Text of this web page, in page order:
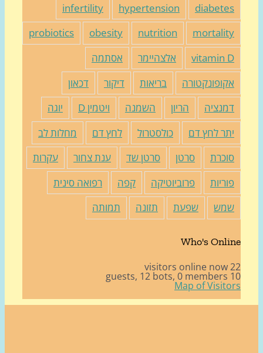
hypertension
infertility
nutrition
obesity
probiotics
vitamin
אלצהיימר
אסתמה
בריאות דיקור
דכאון
הריון השמנה ויטמין D
יוגה
לחץ דם
כולסטרול לחץ דם
מחלות לב
סרטן סרטן שד ענת צחור
עקרות
פרוביוטיקה קפה
רפואה סינית
שפעת תזונה תמותה
Who's
12 bots, 0 members
Map of